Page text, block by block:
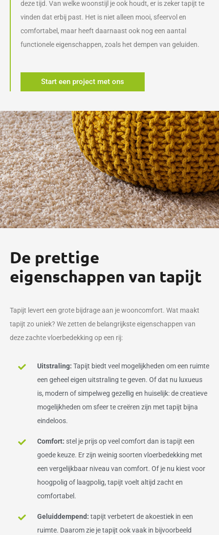
deze tijd. Van welke woonstijl je ook houdt, er is zeker tapijt te
vinden dat erbij past. Het is niet alleen mooi, sfeervol en
comfortabel, maar heeft daarnaast ook nog een aantal
functionele eigenschappen, zoals het dempen van geluiden.
Start een project met ons
De prettige
eigenschappen van tapijt
Tapijt levert een grote bijdrage aan je wooncomfort. Wat maakt
tapijt zo uniek? We zetten de belangrijkste eigenschappen van
deze zachte vloerbedekking op een rij:
Uitstraling: Tapijt biedt veel mogelijkheden om een ruimte
een geheel eigen uitstraling te geven. Of dat nu luxueus
is, modern of simpelweg gezellig en huiselijk: de creatieve
mogelijkheden om sfeer te creëren zijn met tapijt bijna
eindeloos.
Comfort: stel je prijs op veel comfort dan is tapijt een
goede keuze. Er zijn weinig soorten vloerbedekking met
een vergelijkbaar niveau van comfort. Of je nu kiest voor
hoogpolig of laagpolig, tapijt voelt altijd zacht en
comfortabel.
Geluiddempend: tapijt verbetert de akoestiek in een
ruimte. Daarom zie je tapijt ook vaak in bijvoorbeeld